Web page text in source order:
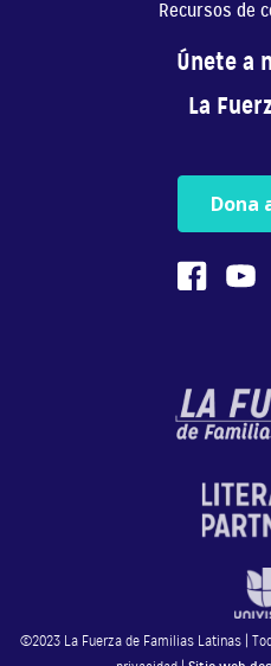
Recursos de
Únete a
La
Dona
©2023 La Fuerza de Familias Latinas |